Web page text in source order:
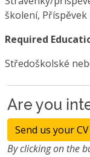
školení,
Required
Středoškolské
Are you
Send us your CV
By clicking on the